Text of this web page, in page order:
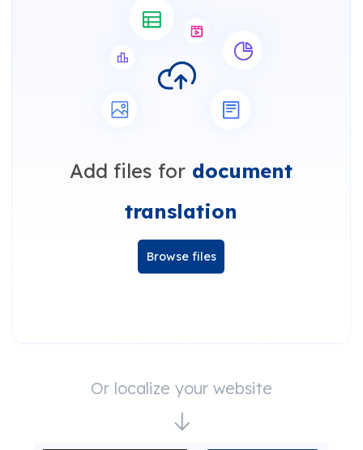
Add files for document
translation
Browse files
Or localize your website